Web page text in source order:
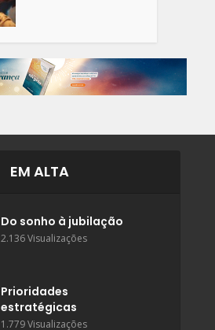
EM ALTA
Do sonho à jubilação
2.136 Visualizações
Prioridades
estratégicas
1.779 Visualizações